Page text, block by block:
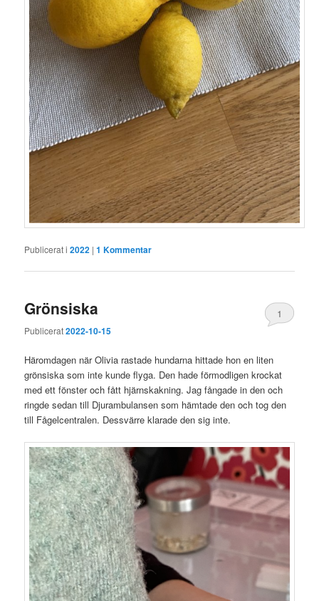
Publicerat i 2022 |1 Kommentar
Grönsiska
Publicerat2022-10-15
1
Häromdagen när Olivia rastade hundarna hittade hon en liten
grönsiska som inte kunde flyga. Den hade förmodligen krockat
med ett fönster och fått hjärnskakning. Jag fångade in den och
ringde sedan till Djurambulansen som hämtade den och tog den
till Fågelcentralen. Dessvärre klarade den sig inte.